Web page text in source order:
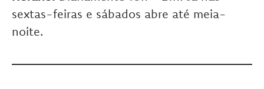
sextas-feiras e sábados abre até meia-
noite.